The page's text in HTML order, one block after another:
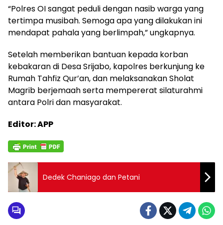
“Polres OI sangat peduli dengan nasib warga yang
tertimpa musibah. Semoga apa yang dilakukan ini
mendapat pahala yang berlimpah,” ungkapnya.
Setelah memberikan bantuan kepada korban
kebakaran di Desa Srijabo, kapolres berkunjung ke
Rumah Tahfiz Qur’an, dan melaksanakan Sholat
Magrib berjemaah serta mempererat silaturahmi
antara Polri dan masyarakat.
Editor: APP
Dedek Chaniago dan Petani